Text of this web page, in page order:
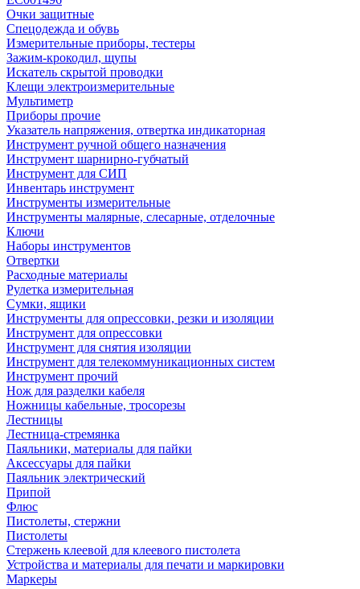
Очки защитные
Спецодежда и обувь
Измерительные приборы, тестеры
Зажим-крокодил, щупы
Искатель скрытой проводки
Клещи электроизмерительные
Мультиметр
Приборы прочие
Указатель напряжения, отвертка индикаторная
Инструмент ручной общего назначения
Инструмент шарнирно-губчатый
Инструмент для СИП
Инвентарь инструмент
Инструменты измерительные
Инструменты малярные, слесарные, отделочные
Ключи
Наборы инструментов
Отвертки
Расходные материалы
Рулетка измерительная
Сумки, ящики
Инструменты для опрессовки, резки и изоляции
Инструмент для опрессовки
Инструмент для снятия изоляции
Инструмент для телекоммуникационных систем
Инструмент прочий
Нож для разделки кабеля
Ножницы кабельные, тросорезы
Лестницы
Лестница-стремянка
Паяльники, материалы для пайки
Аксессуары для пайки
Паяльник электрический
Припой
Флюс
Пистолеты, стержни
Пистолеты
Стержень клеевой для клеевого пистолета
Устройства и материалы для печати и маркировки
Маркеры